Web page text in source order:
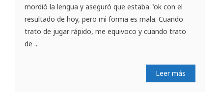
mordió la lengua y aseguró que estaba "ok con el
resultado de hoy, pero mi forma es mala. Cuando
trato de jugar rápido, me equivoco y cuando trato
de ...
Leer más